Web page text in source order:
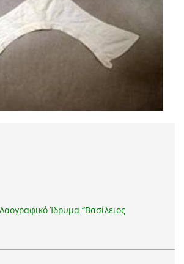
Ίδρυμα “Βασίλειος